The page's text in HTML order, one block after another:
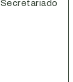
Secretariado